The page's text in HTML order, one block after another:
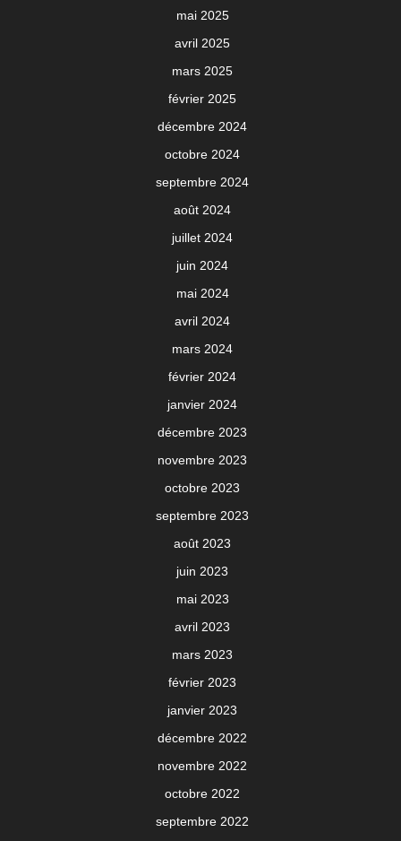
mai 2025
avril 2025
mars 2025
février 2025
décembre 2024
octobre 2024
septembre 2024
août 2024
juillet 2024
juin 2024
mai 2024
avril 2024
mars 2024
février 2024
janvier 2024
décembre 2023
novembre 2023
octobre 2023
septembre 2023
août 2023
juin 2023
mai 2023
avril 2023
mars 2023
février 2023
janvier 2023
décembre 2022
novembre 2022
octobre 2022
septembre 2022